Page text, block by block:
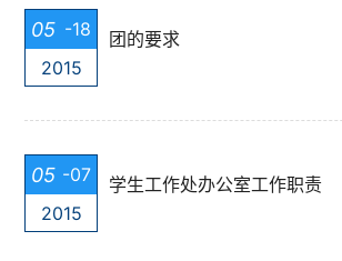
05 -18
2015
团的要求
05 -07
2015
学生工作处办公室工作职责